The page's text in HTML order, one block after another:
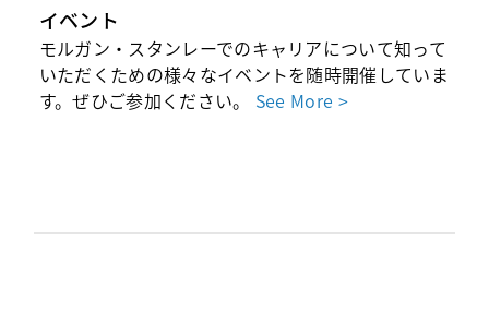
イベント
モルガン・スタンレーでのキャリアについて知って
いただくための様々なイベントを随時開催していま
す。ぜひご参加ください。 See More >